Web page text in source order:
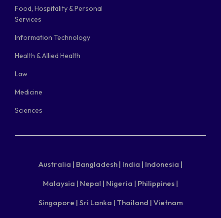
Food, Hospitality & Personal
Services
Information Technology
Health & Allied Health
Law
Medicine
Sciences
Australia | Bangladesh | India | Indonesia |
Malaysia | Nepal | Nigeria | Philippines |
Singapore | Sri Lanka | Thailand | Vietnam